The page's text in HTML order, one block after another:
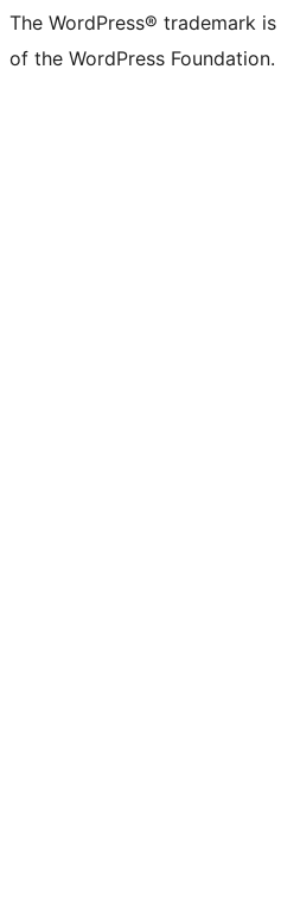
The WordPress® trademark
of the WordPress Foundation.